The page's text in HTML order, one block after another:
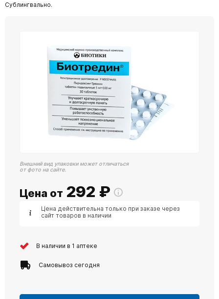
Сублингвально.
Внешний вид упаковки может отличаться
от фото на сайте.
Цена от 292 ₽
Цена действительна только при заказе через
сайт товаров в наличии
В наличии в 1 аптеке
Самовывоз сегодня